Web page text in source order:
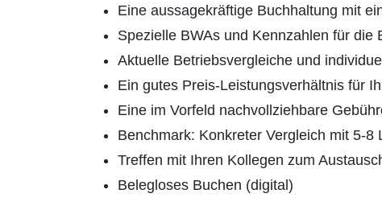
Eine aussagekräftige Buchhaltung mit
Spezielle BWAs und Kennzahlen für die
Aktuelle Betriebsvergleiche und
Ein gutes Preis-Leistungsverhältnis für
Eine im Vorfeld nachvollziehbare
Benchmark: Konkreter Vergleich mit 5-
Treffen mit Ihren Kollegen zum
Belegloses Buchen (digital)